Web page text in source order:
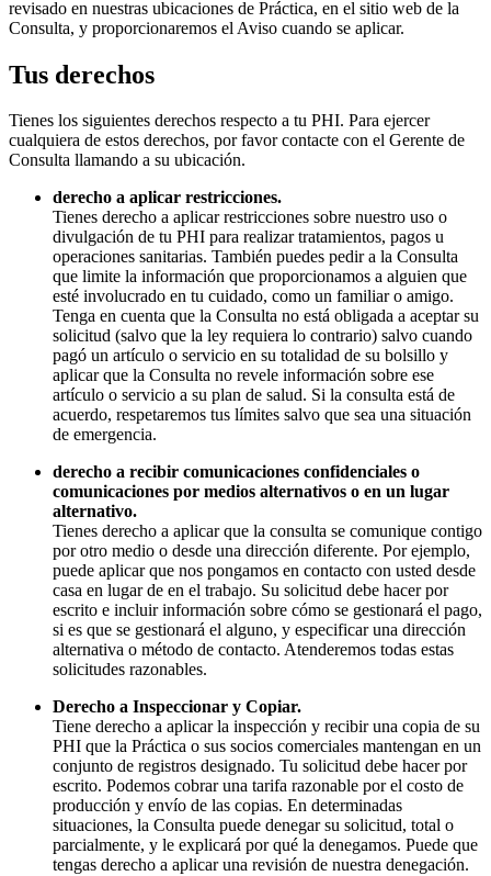
revisado en nuestras ubicaciones de Práctica, en el sitio web de la
Consulta, y proporcionaremos el Aviso cuando se aplicar.
Tus derechos
Tienes los siguientes derechos respecto a tu PHI. Para ejercer
cualquiera de estos derechos, por favor contacte con el Gerente de
Consulta llamando a su ubicación.
derecho a aplicar restricciones.
Tienes derecho a aplicar restricciones sobre nuestro uso o
divulgación de tu PHI para realizar tratamientos, pagos u
operaciones sanitarias. También puedes pedir a la Consulta
que limite la información que proporcionamos a alguien que
esté involucrado en tu cuidado, como un familiar o amigo.
Tenga en cuenta que la Consulta no está obligada a aceptar su
solicitud (salvo que la ley requiera lo contrario) salvo cuando
pagó un artículo o servicio en su totalidad de su bolsillo y
aplicar que la Consulta no revele información sobre ese
artículo o servicio a su plan de salud. Si la consulta está de
acuerdo, respetaremos tus límites salvo que sea una situación
de emergencia.
derecho a recibir comunicaciones confidenciales o
comunicaciones por medios alternativos o en un lugar
alternativo.
Tienes derecho a aplicar que la consulta se comunique contigo
por otro medio o desde una dirección diferente. Por ejemplo,
puede aplicar que nos pongamos en contacto con usted desde
casa en lugar de en el trabajo. Su solicitud debe hacer por
escrito e incluir información sobre cómo se gestionará el pago,
si es que se gestionará el alguno, y especificar una dirección
alternativa o método de contacto. Atenderemos todas estas
solicitudes razonables.
Derecho a Inspeccionar y Copiar.
Tiene derecho a aplicar la inspección y recibir una copia de su
PHI que la Práctica o sus socios comerciales mantengan en un
conjunto de registros designado. Tu solicitud debe hacer por
escrito. Podemos cobrar una tarifa razonable por el costo de
producción y envío de las copias. En determinadas
situaciones, la Consulta puede denegar su solicitud, total o
parcialmente, y le explicará por qué la denegamos. Puede que
tengas derecho a aplicar una revisión de nuestra denegación.